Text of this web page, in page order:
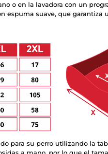
o en la lavadora con un
espuma suave, que garantiza
para su perro utilizando la